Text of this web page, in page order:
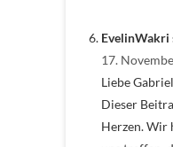
EvelinWakri
17.
Liebe
Dieser
Herzen. Wir